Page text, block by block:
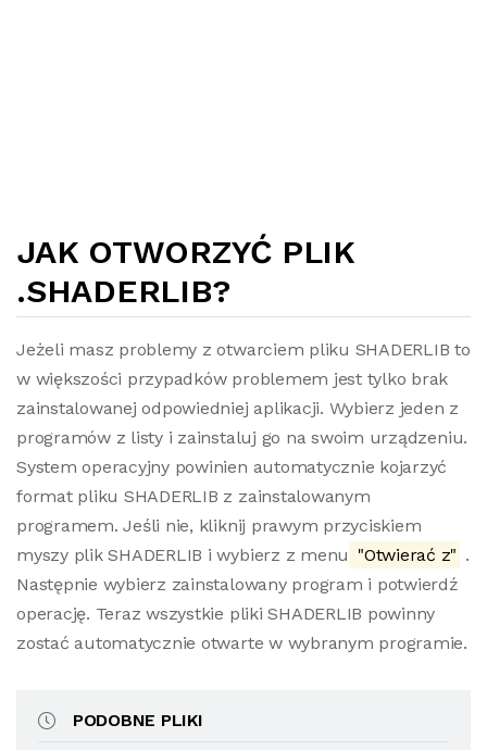
JAK OTWORZYĆ PLIK
.SHADERLIB?
Jeżeli masz problemy z otwarciem pliku SHADERLIB to
w większości przypadków problemem jest tylko brak
zainstalowanej odpowiedniej aplikacji. Wybierz jeden z
programów z listy i zainstaluj go na swoim urządzeniu.
System operacyjny powinien automatycznie kojarzyć
format pliku SHADERLIB z zainstalowanym
programem. Jeśli nie, kliknij prawym przyciskiem
myszy plik SHADERLIB i wybierz z menu "Otwierać z" .
Następnie wybierz zainstalowany program i potwierdź
operację. Teraz wszystkie pliki SHADERLIB powinny
zostać automatycznie otwarte w wybranym programie.
PODOBNE PLIKI